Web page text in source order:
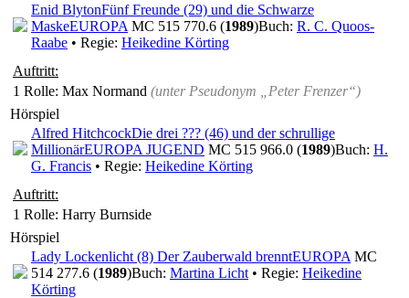
Enid BlytonFünf Freunde (29) und die Schwarze
MaskeEUROPA MC 515 770.6 (1989)Buch: R. C. Quoos-
Raabe • Regie: Heikedine Körting
Auftritt:
1 Rolle: Max Normand (unter Pseudonym „Peter Frenzer“)
Hörspiel
Alfred HitchcockDie drei ??? (46) und der schrullige
MillionärEUROPA JUGEND MC 515 966.0 (1989)Buch: H.
G. Francis • Regie: Heikedine Körting
Auftritt:
1 Rolle: Harry Burnside
Hörspiel
Lady Lockenlicht (8) Der Zauberwald brenntEUROPA MC
514 277.6 (1989)Buch: Martina Licht • Regie: Heikedine
Körting